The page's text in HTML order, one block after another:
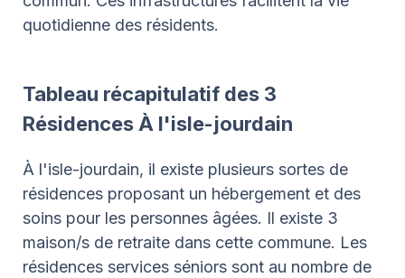
quotidienne des résidents.
Tableau récapitulatif des 3
Résidences À l'isle-jourdain
À l'isle-jourdain, il existe plusieurs sortes de
résidences proposant un hébergement et des
soins pour les personnes âgées. Il existe 3
maison/s de retraite dans cette commune. Les
résidences services séniors sont au nombre de